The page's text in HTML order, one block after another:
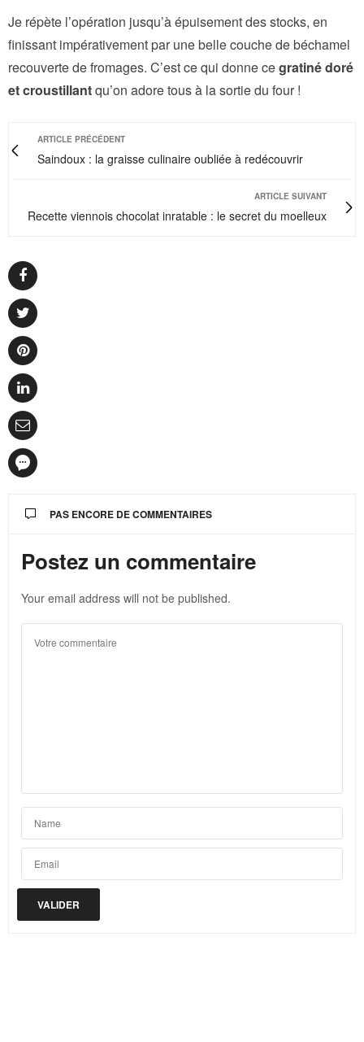
Je répète l’opération jusqu’à épuisement des stocks, en
finissant impérativement par une belle couche de béchamel
recouverte de fromages. C’est ce qui donne cegratiné doré
et croustillantqu’on adore tous à la sortie du four !
ARTICLE PRÉCÉDENT
Saindoux : la graisse culinaire oubliée à redécouvrir
ARTICLE SUIVANT
Recette viennois chocolat inratable : le secret du moelleux
PAS ENCORE DE COMMENTAIRES
Postez un commentaire
Your email address will not be published.